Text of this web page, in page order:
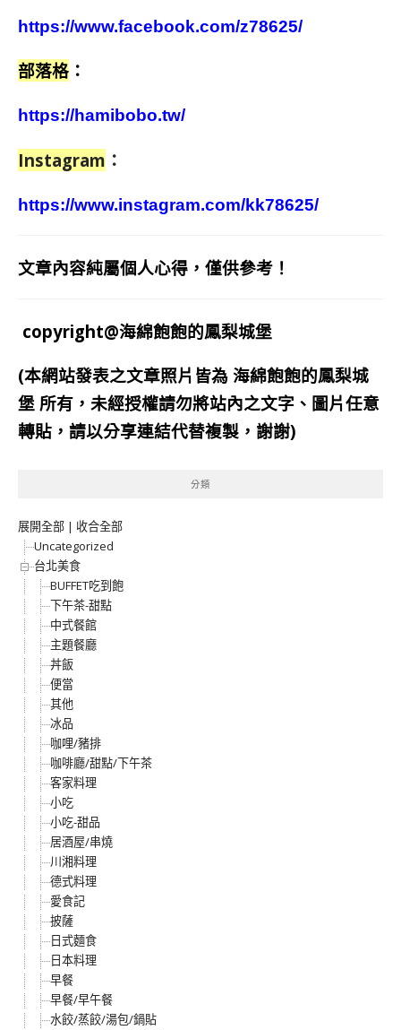
https://www.facebook.com/z78625/
部落格 ：
https://hamibobo.tw/
Instagram ：
https://www.instagram.com/kk78625/
文章內容純屬個人心得，僅供參考！
copyright@海綿飽飽的鳳梨城堡
(本網站發表之文章照片皆為 海綿飽飽的鳳梨城
堡 所有，未經授權請勿將站內之文字、圖片任意
轉貼，請以分享連結代替複製，謝謝)
分類
展開全部 | 收合全部
Uncategorized
台北美食
BUFFET吃到飽
下午茶-甜點
中式餐館
主題餐廳
丼飯
便當
其他
冰品
咖哩/豬排
咖啡廳/甜點/下午茶
客家料理
小吃
小吃-甜品
居酒屋/串燒
川湘料理
德式料理
愛食記
披薩
日式麵食
日本料理
早餐
早餐/早午餐
水餃/蒸餃/湯包/鍋貼